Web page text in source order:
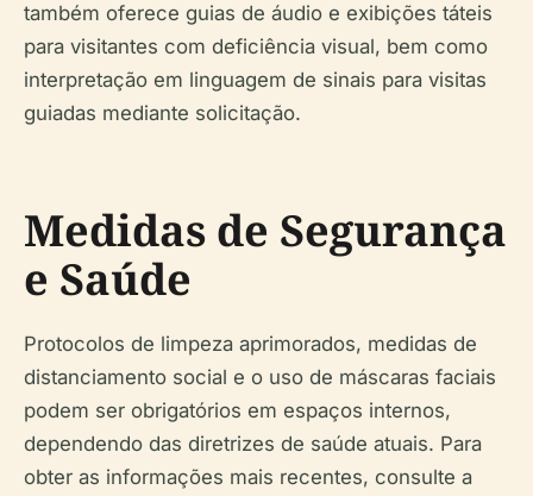
também oferece guias de áudio e exibições táteis
para visitantes com deficiência visual, bem como
interpretação em linguagem de sinais para visitas
guiadas mediante solicitação.
Medidas de Segurança
e Saúde
Protocolos de limpeza aprimorados, medidas de
distanciamento social e o uso de máscaras faciais
podem ser obrigatórios em espaços internos,
dependendo das diretrizes de saúde atuais. Para
obter as informações mais recentes, consulte a